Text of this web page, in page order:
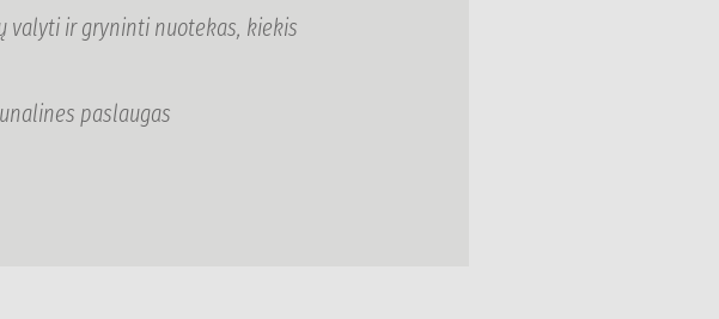
valyti ir gryninti nuotekas, kiekis
paslaugas